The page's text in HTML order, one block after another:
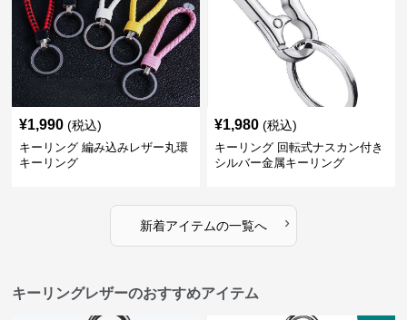
¥1,990 (税込)
キーリング 編み込みレザー丸環
キーリング
¥1,980 (税込)
キーリング 回転式ナスカン付き
シルバー金属キーリング
新着アイテムの一覧へ ›
キーリングレザーのおすすめアイテム